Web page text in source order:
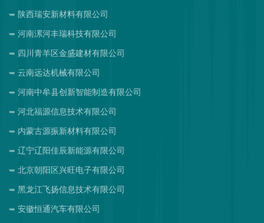
陕西瑞安新材料有限公司
河南漯河丰瑞科技有限公司
四川青羊区金盛建材有限公司
云南远达机械有限公司
河南中牟县创新智能制造有限公司
河北福源信息技术有限公司
内蒙古源振新材料有限公司
辽宁辽阳佳辰新能源有限公司
北京朝阳区兴旺电子有限公司
黑龙江飞扬信息技术有限公司
安徽恒通汽车有限公司